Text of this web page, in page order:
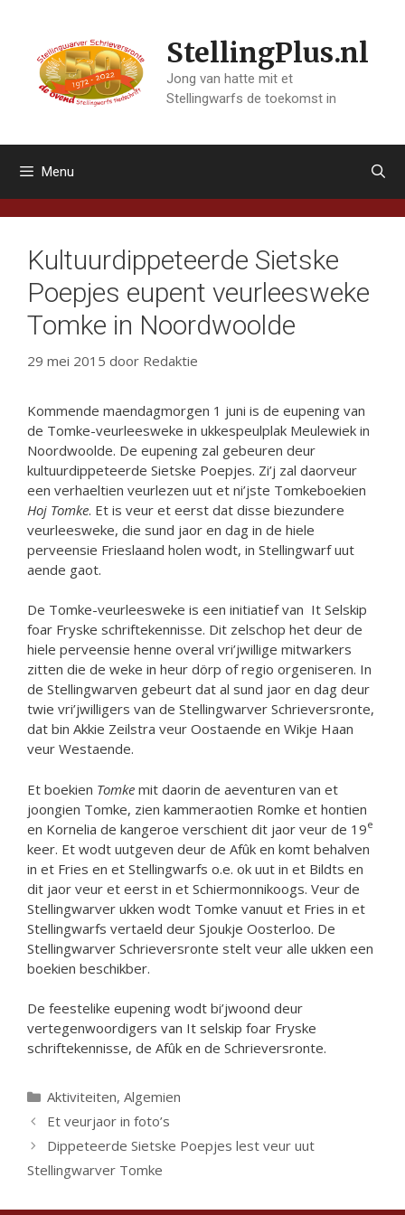
inhoud
StellingPlus.nl
Jong van hatte mit et
Stellingwarfs de toekomst in
Menu
Kultuurdippeteerde Sietske
Poepjes eupent veurleesweke
Tomke in Noordwoolde
29 mei 2015 door Redaktie
Kommende maendagmorgen 1 juni is de eupening van
de Tomke-veurleesweke in ukkespeulplak Meulewiek in
Noordwoolde. De eupening zal gebeuren deur
kultuurdippeteerde Sietske Poepjes. Zi’j zal daorveur
een verhaeltien veurlezen uut et ni’jste Tomkeboekien
Hoj Tomke. Et is veur et eerst dat disse biezundere
veurleesweke, die sund jaor en dag in de hiele
perveensie Frieslaand holen wodt, in Stellingwarf uut
aende gaot.
De Tomke-veurleesweke is een initiatief van It Selskip
foar Fryske schriftekennisse. Dit zelschop het deur de
hiele perveensie henne overal vri’jwillige mitwarkers
zitten die de weke in heur dörp of regio orgeniseren. In
de Stellingwarven gebeurt dat al sund jaor en dag deur
twie vri’jwilligers van de Stellingwarver Schrieversronte,
dat bin Akkie Zeilstra veur Oostaende en Wikje Haan
veur Westaende.
Et boekien Tomke mit daorin de aeventuren van et
joongien Tomke, zien kammeraotien Romke et hontien
en Kornelia de kangeroe verschient dit jaor veur de 19e
keer. Et wodt uutgeven deur de Afûk en komt behalven
in et Fries en et Stellingwarfs o.e. ok uut in et Bildts en
dit jaor veur et eerst in et Schiermonnikoogs. Veur de
Stellingwarver ukken wodt Tomke vanuut et Fries in et
Stellingwarfs vertaeld deur Sjoukje Oosterloo. De
Stellingwarver Schrieversronte stelt veur alle ukken een
boekien beschikber.
De feestelike eupening wodt bi’jwoond deur
vertegenwoordigers van It selskip foar Fryske
schriftekennisse, de Afûk en de Schrieversronte.
Categorieën
Aktiviteiten, Algemien
Et veurjaor in foto’s
Dippeteerde Sietske Poepjes lest veur uut
Stellingwarver Tomke